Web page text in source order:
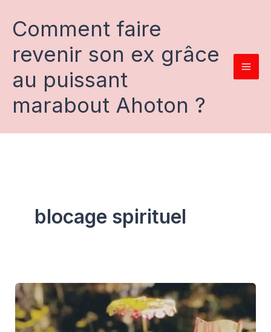
contenu
Comment faire
revenir son ex grâce
au puissant
marabout Ahoton ?
blocage spirituel